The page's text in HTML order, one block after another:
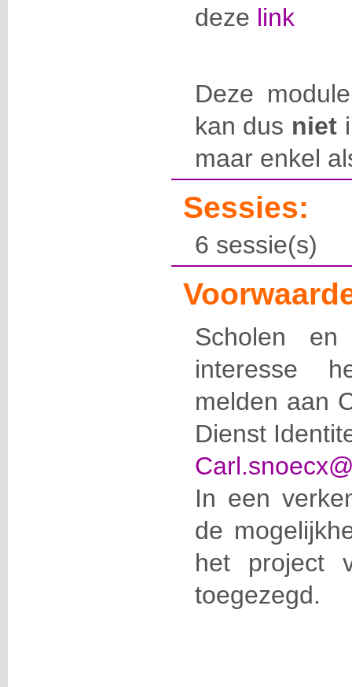
deze link
Deze
kan dus niet
maar enkel
Sessies:
6 sessie(s)
Scholen en
interesse
melden aan
Dienst
In een
de
het project
toegezegd.